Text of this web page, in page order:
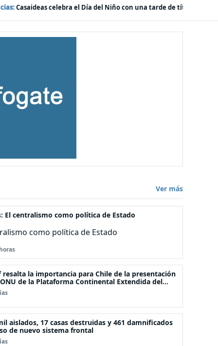
de títeres, risas y sorpresas en el Mall Plaza Vespucio
Ver más
El centralismo como política de Estado
como política de Estado
la importancia para Chile de la presentación
de la Plataforma Continental Extendida del
Juan Fernández
aislados, 17 casas destruidas y 461 damnificados
de nuevo sistema frontal